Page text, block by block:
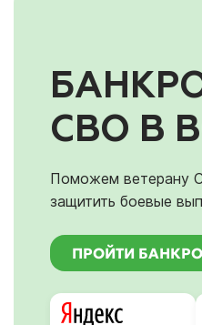
СВО В
Поможем ветерану
защитить боевые
ПРОЙТИ